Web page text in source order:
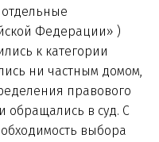
Федерации» )
к категории
ни частным домом,
правового
обращались в суд. С
выбора